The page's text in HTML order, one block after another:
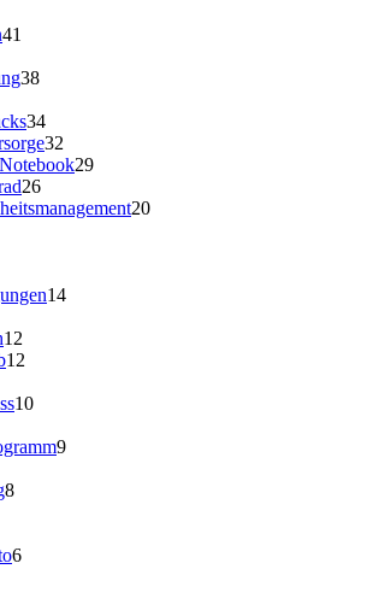
41
38
34
32
29
26
20
14
12
12
10
9
8
6